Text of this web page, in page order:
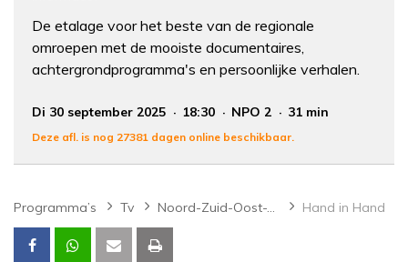
De etalage voor het beste van de regionale
omroepen met de mooiste documentaires,
achtergrondprogramma's en persoonlijke verhalen.
Di 30 september 2025 18:30 NPO 2 31 min
Deze afl. is nog 27381 dagen online beschikbaar.
Programma’s Tv Noord-Zuid-Oost-West Hand in Hand